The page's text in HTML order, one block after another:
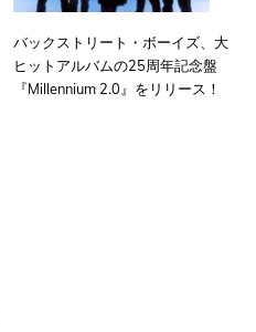
バックストリート・ボーイズ、大
ヒットアルバムの25周年記念盤
『Millennium 2.0』をリリース！